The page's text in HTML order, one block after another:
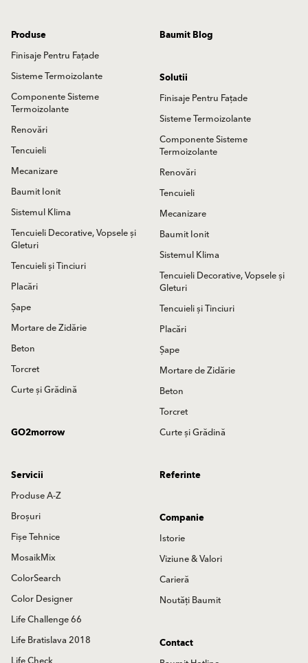
Produse
Finisaje Pentru Fațade
Sisteme Termoizolante
Componente Sisteme
Termoizolante
Renovări
Tencuieli
Mecanizare
Baumit Ionit
Sistemul Klima
Tencuieli Decorative, Vopsele și
Gleturi
Tencuieli și Tinciuri
Placări
Șape
Mortare de Zidărie
Beton
Torcret
Curte și Grădină
Baumit Blog
Solutii
Finisaje Pentru Fațade
Sisteme Termoizolante
Componente Sisteme
Termoizolante
Renovări
Tencuieli
Mecanizare
Baumit Ionit
Sistemul Klima
Tencuieli Decorative, Vopsele și
Gleturi
Tencuieli și Tinciuri
Placări
Șape
Mortare de Zidărie
Beton
Torcret
Curte și Grădină
GO2morrow
Servicii
Produse A-Z
Broșuri
Fișe Tehnice
MosaikMix
ColorSearch
Color Designer
Life Challenge 66
Life Bratislava 2018
Referinte
Companie
Istorie
Viziune & Valori
Carieră
Noutăți Baumit
Contact